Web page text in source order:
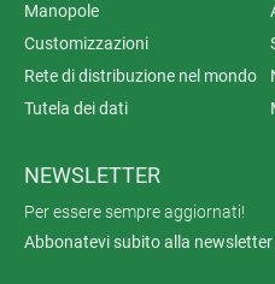
Manopole
Customizzazioni
Rete di distribuzione nel mondo
Tutela dei dati
NEWSLETTER
Per essere sempre aggiornati!
Abbonatevi subito alla newsletter